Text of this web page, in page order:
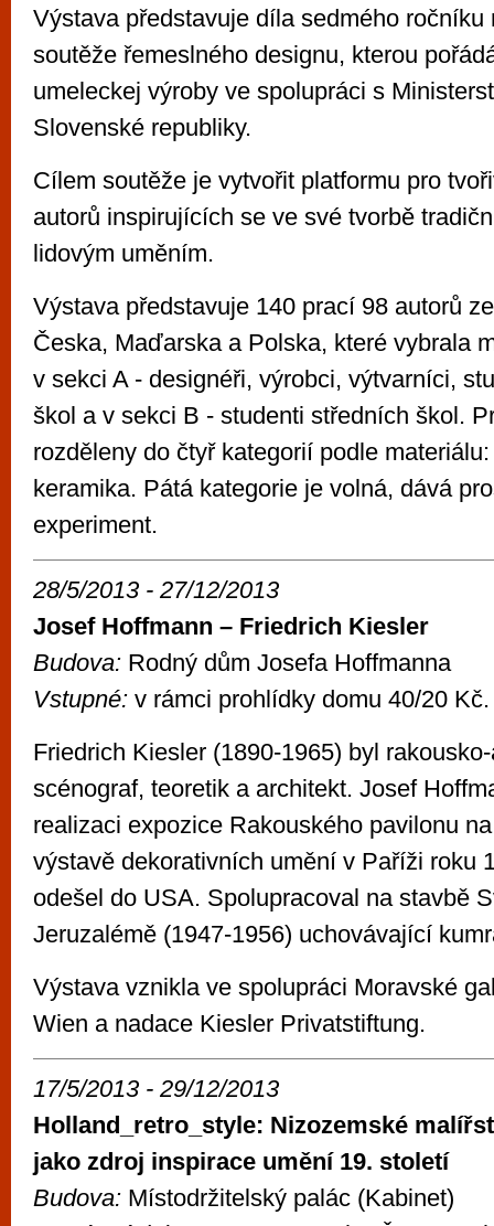
Výstava představuje díla sedmého ročníku
soutěže řemeslného designu, kterou
umeleckej výroby ve spolupráci s
Slovenské republiky.
Cílem soutěže je vytvořit platformu pro
autorů inspirujících se ve své tvorbě
lidovým uměním.
Výstava představuje 140 prací 98 autorů
Česka, Maďarska a Polska, které vybrala
v sekci A - designéři, výrobci, výtvarníci,
škol a v sekci B - studenti středních škol.
rozděleny do čtyř kategorií podle
keramika. Pátá kategorie je volná, dává
experiment.
28/5/2013 - 27/12/2013
Josef Hoffmann – Friedrich Kiesler
Budova: Rodný dům Josefa Hoffmanna
Vstupné: v rámci prohlídky domu 40/20 Kč.
Friedrich Kiesler (1890-1965) byl
scénograf, teoretik a architekt. Josef
realizaci expozice Rakouského pavilonu
výstavě dekorativních umění v Paříži roku
odešel do USA. Spolupracoval na stavbě
Jeruzalémě (1947-1956) uchovávající
Výstava vznikla ve spolupráci Moravské
Wien a nadace Kiesler Privatstiftung.
17/5/2013 - 29/12/2013
Holland_retro_style: Nizozemské
jako zdroj inspirace umění 19. století
Budova: Místodržitelský palác (Kabinet)